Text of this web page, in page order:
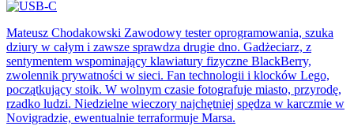
Mateusz Chodakowski Zawodowy tester oprogramowania, szuka
dziury w całym i zawsze sprawdza drugie dno. Gadżeciarz, z
sentymentem wspominający klawiatury fizyczne BlackBerry,
zwolennik prywatności w sieci. Fan technologii i klocków Lego,
początkujący stoik. W wolnym czasie fotografuje miasto, przyrodę,
rzadko ludzi. Niedzielne wieczory najchętniej spędza w karczmie w
Novigradzie, ewentualnie terraformuje Marsa.